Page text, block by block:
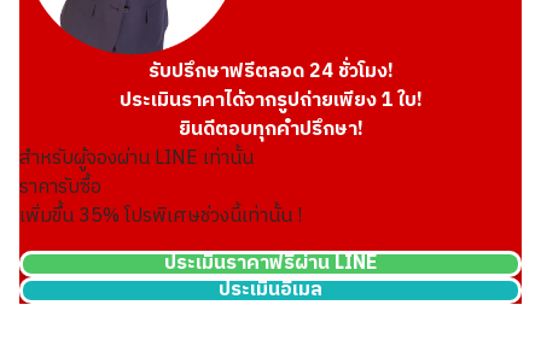
รับปรึกษาฟรีตลอด 24 ชั่วโมง!
ประเมินราคาได้จากรูปถ่ายเพียง 1 ใบ!
ยินดีตอบทุกคำปรึกษา!
สำหรับผู้จองผ่าน LINE เท่านั้น
ราคารับซื้อ
เพิ่มขึ้น35% โปรพิเศษช่วงนี้เท่านั้น !
ประเมินราคาฟรีผ่าน LINE
ประเมินอีเมล